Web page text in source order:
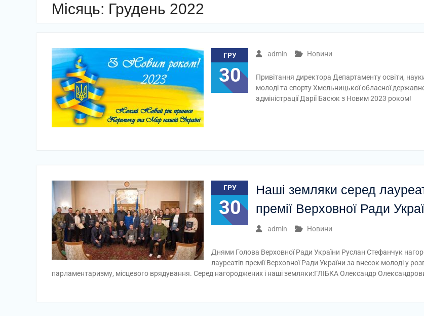
Місяць: Грудень 2022
ГРУ
30
admin Новини
Привітання директора Департаменту освіти,
молоді та спорту Хмельницької обласної
адміністрації Дарії Басюк з Новим 2023 роком!
ГРУ
30
Наші земляки серед
премії Верховної Ради
admin Новини
Днями Голова Верховної Ради України Руслан Стефанчук
лауреатів премії Верховної Ради України за внесок молоді у
парламентаризму, місцевого врядування. Серед нагороджених і наші земляки:ГЛІБКА Олександр